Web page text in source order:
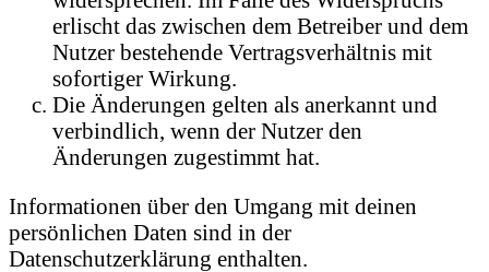
erlischt das zwischen dem Betreiber und dem
Nutzer bestehende Vertragsverhältnis mit
sofortiger Wirkung.
Die Änderungen gelten als anerkannt und
verbindlich, wenn der Nutzer den
Änderungen zugestimmt hat.
Informationen über den Umgang mit deinen
persönlichen Daten sind in der
Datenschutzerklärung enthalten.